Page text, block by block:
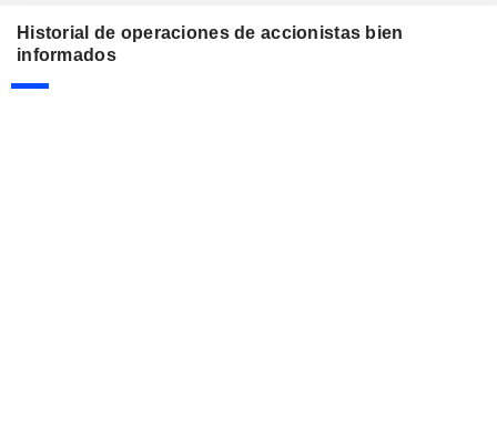
Historial de operaciones de accionistas bien
informados